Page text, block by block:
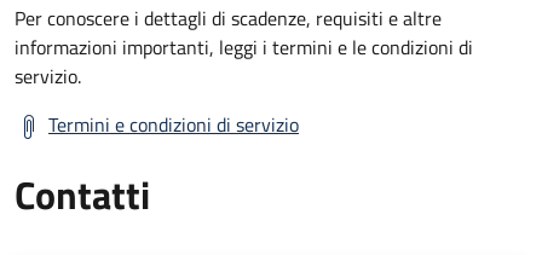
Per conoscere i dettagli di scadenze, requisiti e altre
informazioni importanti, leggi i termini e le condizioni di
servizio.
Termini e condizioni di servizio
Contatti